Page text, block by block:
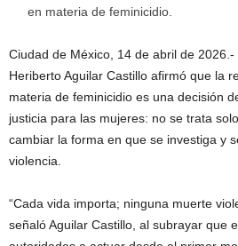
en materia de feminicidio.
Ciudad de México, 14 de abril de
Heriberto Aguilar Castillo afirmó que la
materia de feminicidio es una decisión
justicia para las mujeres: no se trata
cambiar la forma en que se investiga y
violencia.
“Cada vida importa; ninguna muerte
señaló Aguilar Castillo, al subrayar que